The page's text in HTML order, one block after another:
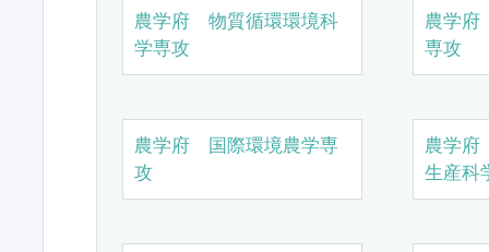
農学府 物質循環環境科
学専攻
農学
専攻
農学府 国際環境農学専
攻
農学
生産科